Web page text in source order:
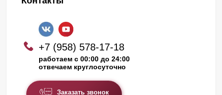
+7 (958) 578-17-18
работаем с 00:00 до 24:00
отвечаем круглосуточно
Заказать звонок